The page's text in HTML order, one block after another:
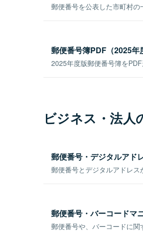
郵便番号を公表した市町村の
郵便番号簿PDF（2025年
2025年度版郵便番号簿を
ビジネス・法人
郵便番号・デジタルアド
郵便番号とデジタルアドレス
郵便番号・バーコードマ
郵便番号や、バーコードに関